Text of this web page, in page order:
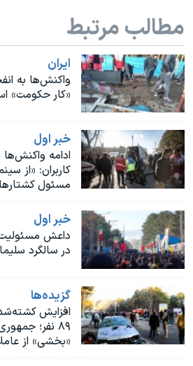
نرگس محمدی برنده جایزه نوبل صلح
همایش محافظه‌کاران آمریکا «سی‌پک»
صفحه‌های ویژه
سفر پرزیدنت ترامپ به چین
مطالب مرتبط
ايران
واکنش‌ها به
«کار حکومت»
خبر اول
ادامه واکنش‌ها
کاربران: «از
مسئول
خبر اول
داعش مسئولیت
در سالگرد
گزيده‌ها
افزایش
۸۹ نفر؛
«بخشی» از